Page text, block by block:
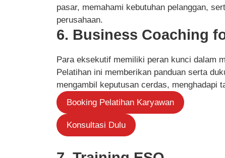
pasar, memahami kebutuhan pelanggan,
perusahaan.
6. Business Coaching
Para eksekutif memiliki peran kunci dalam
Pelatihan ini memberikan panduan serta
mengambil keputusan cerdas, menghadapi
Booking Pelatihan Karyawan
Konsultasi Dulu